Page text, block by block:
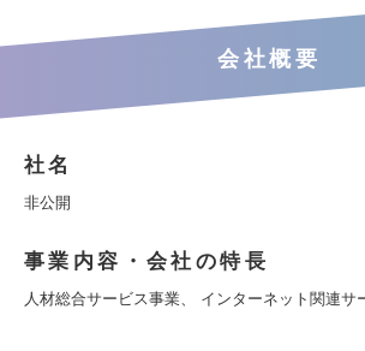
会社概要
社名
非公開
事業内容・会社の特長
人材総合サービス事業、 インターネット関連サ